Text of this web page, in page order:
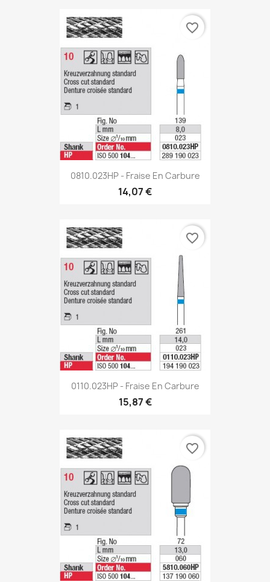
0810.023HP - Fraise En Carbure
14,07 €
favorite_border
0110.023HP - Fraise En Carbure
15,87 €
favorite_border
favorite_border